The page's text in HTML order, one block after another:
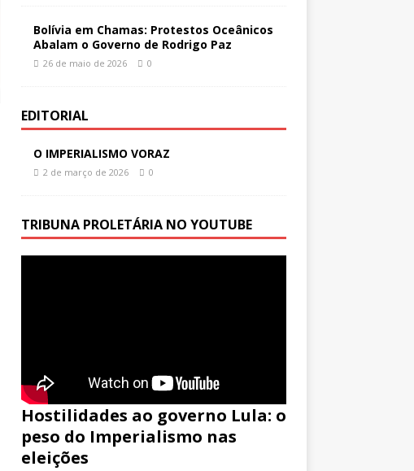
Bolívia em Chamas: Protestos Oceânicos
Abalam o Governo de Rodrigo Paz
26 de maio de 2026 0
EDITORIAL
O IMPERIALISMO VORAZ
2 de março de 2026 0
TRIBUNA PROLETÁRIA NO YOUTUBE
Hostilidades ao governo Lula: o
peso do Imperialismo nas
eleições